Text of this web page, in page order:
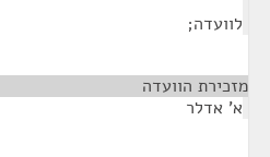
לוועדה;
מזכירת הוועדה
א' אדלר